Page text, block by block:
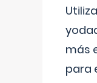
más
para